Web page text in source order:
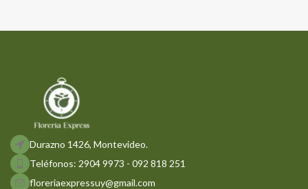
Durazno 1426, Montevideo.
Teléfonos: 2904 9973 - 092 818 251
floreriaexpressuy@gmail.com